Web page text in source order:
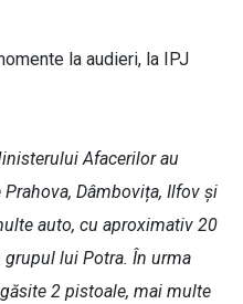
la audieri, la IPJ
Afacerilor au
Dâmbovița, Ilfov și
auto, cu aproximativ 20
grupul lui Potra. În urma
2 pistoale, mai multe